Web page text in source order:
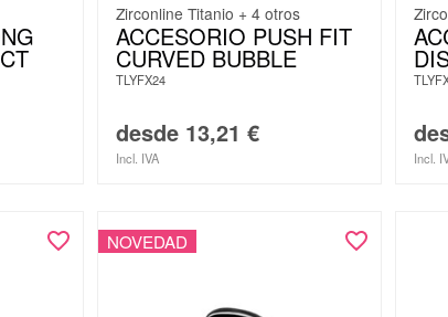
Zirconline Titanio + 4 otros
ACCESORIO PUSH FIT
CURVED BUBBLE
TLYFX24
desde 13,21 €
Incl. IVA Incl.
NOVEDAD